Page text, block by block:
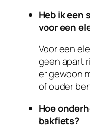
Heb ik een
voor een
Voor een
geen apart
er gewoon
of ouder
Hoe
bakfiets?